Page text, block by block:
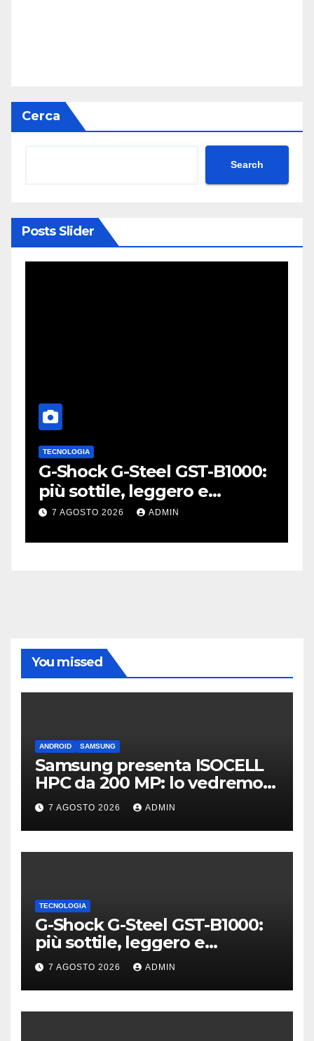
Cerca
Search
Posts Slider
TECNOLOGIA
G-Shock G-Steel GST-B1000:
più sottile, leggero e
connesso
7 AGOSTO 2026 ADMIN
You missed
ANDROID SAMSUNG
Samsung presenta ISOCELL
HPC da 200 MP: lo vedremo
sui Galaxy S27?
7 AGOSTO 2026 ADMIN
TECNOLOGIA
G-Shock G-Steel GST-B1000:
più sottile, leggero e
connesso
7 AGOSTO 2026 ADMIN